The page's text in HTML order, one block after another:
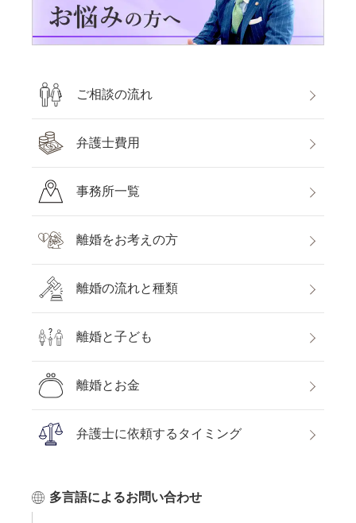
ご相談の流れ
弁護士費用
事務所一覧
離婚をお考えの方
離婚の流れと種類
離婚と子ども
離婚とお金
弁護士に依頼するタイミング
多言語によるお問い合わせ